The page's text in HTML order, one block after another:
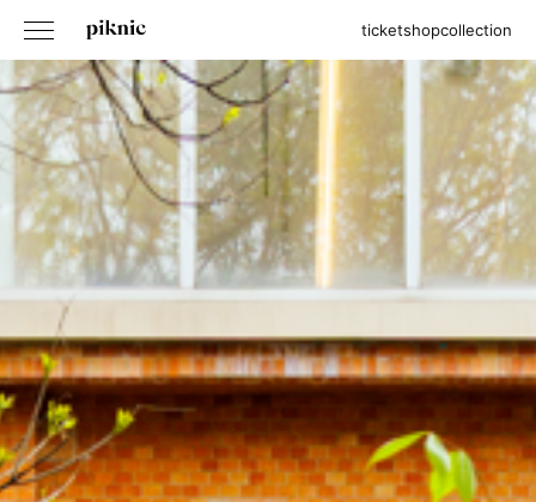
ticketshopcollection